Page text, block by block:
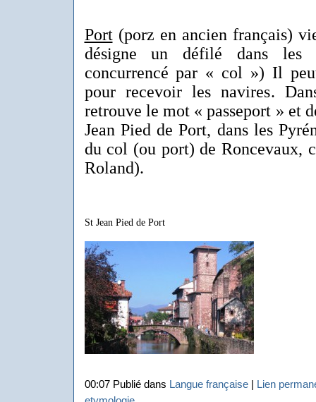
Port(porz en ancien français)
désigne un défilé dans les
concurrencé par « col ») Il
pour recevoir les navires.
retrouve le mot « passeport » et
Jean Pied de Port, dans les
du col (ou port) de Roncevaux,
Roland).
St Jean Pied de Port
00:07 Publié dans Langue française| Lien